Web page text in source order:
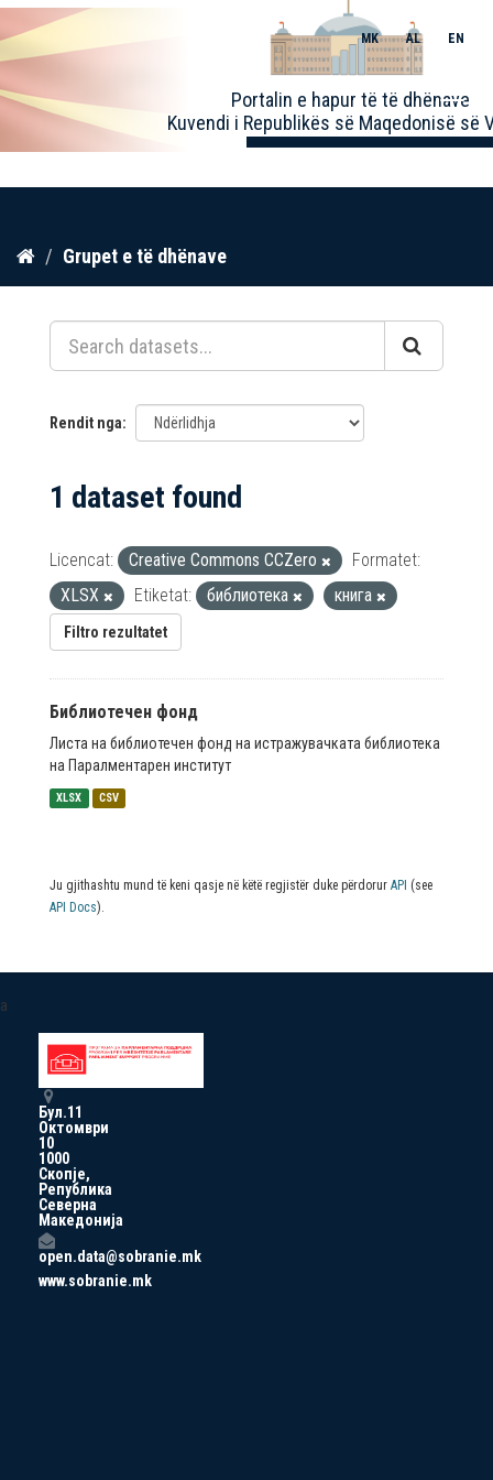
Kalo
përmbajtja
Portalin e hapur të të dhënave
Kuvendi i Republikës së Maqedonisë së
MK AL EN
Toggle
Grupet e të dhënave
Rendit nga
1 dataset found
Licencat: Creative Commons CCZero
Formatet:
XLSX
Etiketat: библиотека книга
Filtro rezultatet
Библиотечен фонд
Листа на библиотечен фонд на истражувачката библиотека
на Паралментарен институт
XLSX CSV
Ju gjithashtu mund të keni qasje në këtë regjistër duke përdorur API (see
API Docs).
a
Бул.11
Октомври
10
1000
Скопје,
Република
Северна
Македонија
open.data@sobranie.mk
www.sobranie.mk